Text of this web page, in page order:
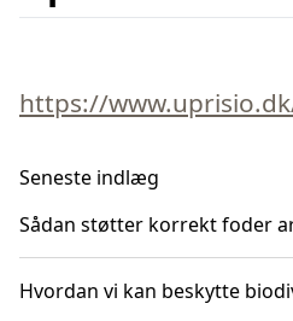
https://
Seneste indlæg
Sådan støtter korrekt foder
Hvordan vi kan beskytte